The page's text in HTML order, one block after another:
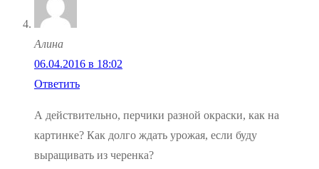
Алина
06.04.2016 в 18:02
Ответить
А действительно, перчики разной окраски, как на
картинке? Как долго ждать урожая, если буду
выращивать из черенка?